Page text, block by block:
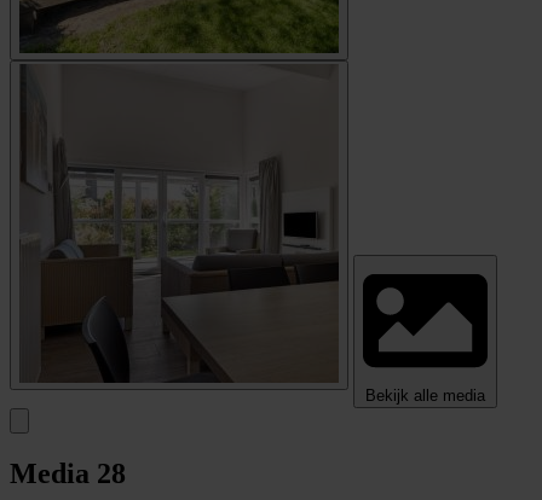
Bekijk alle media
Media 28